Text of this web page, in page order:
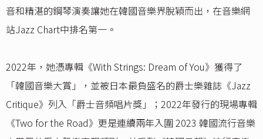
音和精湛的鋼琴演奏讓她在韓國音樂界脫穎而出，在音樂網
站Jazz Chart中排名第一。
2022年，她憑專輯《With Strings: Dream of You》獲得了
「韓國音樂大賞」，並被日本最負盛名的爵士樂雜誌《Jazz
Critique》列入「爵士音頻唱片獎」；2022年發行的現場專輯
《Two for the Road》更是連續兩年入圍 2023 韓國流行音樂